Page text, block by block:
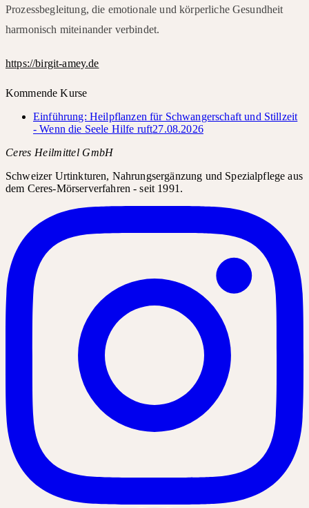
Prozessbegleitung, die emotionale und körperliche Gesundheit
harmonisch miteinander verbindet.
https://birgit-amey.de
Kommende Kurse
Einführung: Heilpflanzen für Schwangerschaft und Stillzeit
- Wenn die Seele Hilfe ruft27.08.2026
Ceres Heilmittel GmbH
Schweizer Urtinkturen, Nahrungsergänzung und Spezialpflege aus
dem Ceres-Mörserverfahren - seit 1991.